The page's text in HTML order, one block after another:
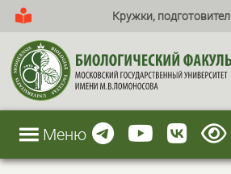
Кружки,
Меню